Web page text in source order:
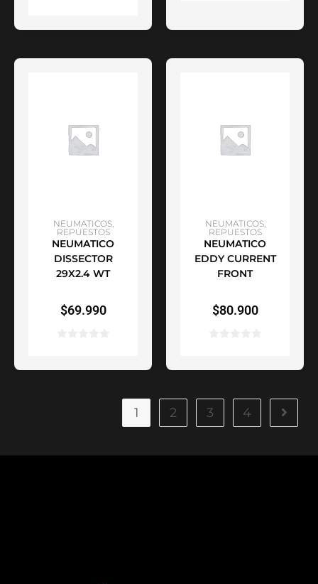
AÑADIR AL CARRITO
NEUMATICOS,
REPUESTOS
NEUMATICO
DISSECTOR
29X2.4 WT
$69.990
SELECCIONAR
OPCIONES
NEUMATICOS,
REPUESTOS
NEUMATICO
EDDY CURRENT
FRONT
$80.900
1 2 3 4